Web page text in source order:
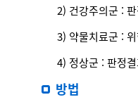
2) 건강주의군 :
3) 약물치료군 :
4) 정상군 : 판정
방법